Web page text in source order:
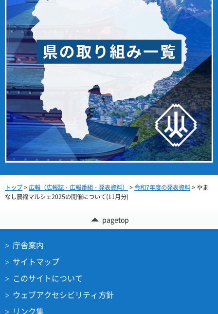
トップ> 広報（広報誌・広報番組・発表資料） >令和7年度の発表資料> やま
なし農福マルシェ2025の開催について(11月分)
pagetop
庁舎案内
サイトマップ
このサイトについて
ウェブアクセシビリティ方針
リンク集